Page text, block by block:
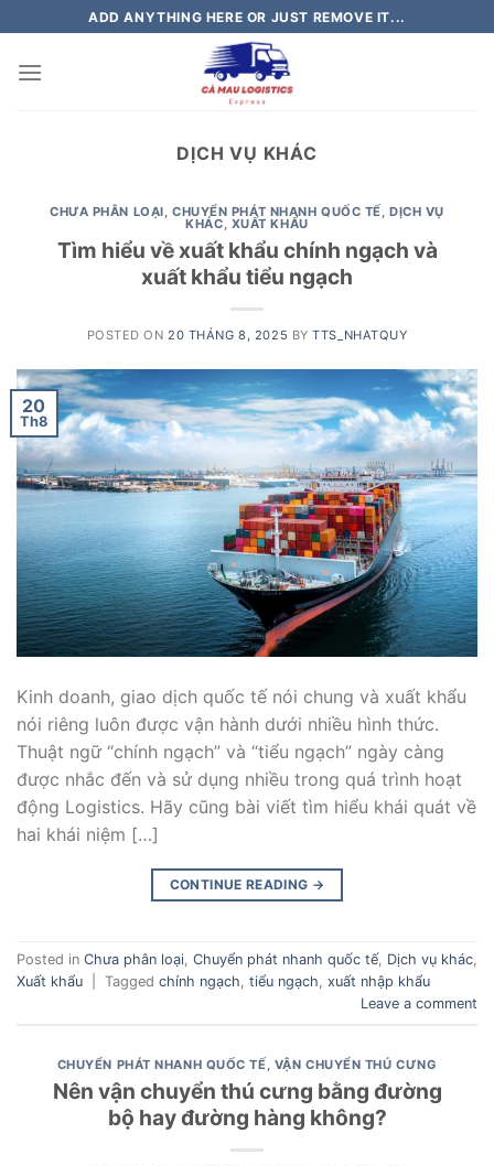
to
content
ADD ANYTHING HERE OR JUST REMOVE IT...
DỊCH VỤ KHÁC
CHƯA PHÂN LOẠI, CHUYỂN PHÁT NHANH QUỐC TẾ,DỊCH VỤ
KHÁC, XUẤT KHẨU
Tìm hiểu về xuất khẩu chính ngạch và
xuất khẩu tiểu ngạch
POSTED ON 20 THÁNG 8, 2025 BYTTS_NHATQUY
20
Th8
Kinh doanh, giao dịch quốc tế nói chung và xuất khẩu
nói riêng luôn được vận hành dưới nhiều hình thức.
Thuật ngữ “chính ngạch” và “tiểu ngạch” ngày càng
được nhắc đến và sử dụng nhiều trong quá trình hoạt
động Logistics. Hãy cũng bài viết tìm hiểu khái quát về
hai khái niệm […]
CONTINUE READING →
Posted in Chưa phân loại, Chuyển phát nhanh quốc tế, Dịch vụ khác,
Xuất khẩu
Tagged chính ngạch, tiểu ngạch, xuất nhập khẩu
Leave a comment
CHUYỂN PHÁT NHANH QUỐC TẾ, VẬN CHUYỂN THÚ CƯNG
Nên vận chuyển thú cưng bằng đường
bộ hay đường hàng không?